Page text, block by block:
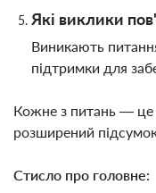
Які виклики
Виникають
підтримки для
Кожне з питань — це
розширений
Стисло про головне: